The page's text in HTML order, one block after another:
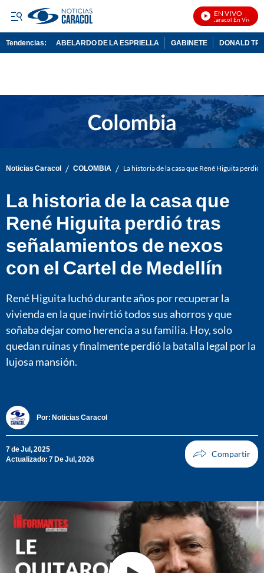
EN VIVO
Noticias Caracol En Vivo
Tendencias: ABELARDO DE LA ESPRIELLA GABINETE DONALD
Noticias Caracol / COLOMBIA / La historia de la casa que René Higuita
La historia de la casa que
René Higuita perdió tras
señalamientos de nexos
con el Cartel de Medellín
René Higuita luchó durante años por recuperar la
vivienda en la que invirtió todos sus ahorros y que
soñaba dejar como herencia a su familia. Hoy, solo
quedan ruinas y finalmente perdió la batalla legal por la
lujosa mansión.
Por: Noticias Caracol
7 de Jul, 2025
Actualizado: 7 De Jul, 2026